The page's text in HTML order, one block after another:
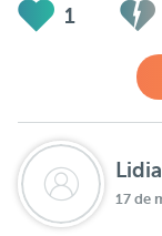
1
Lidia
17 de